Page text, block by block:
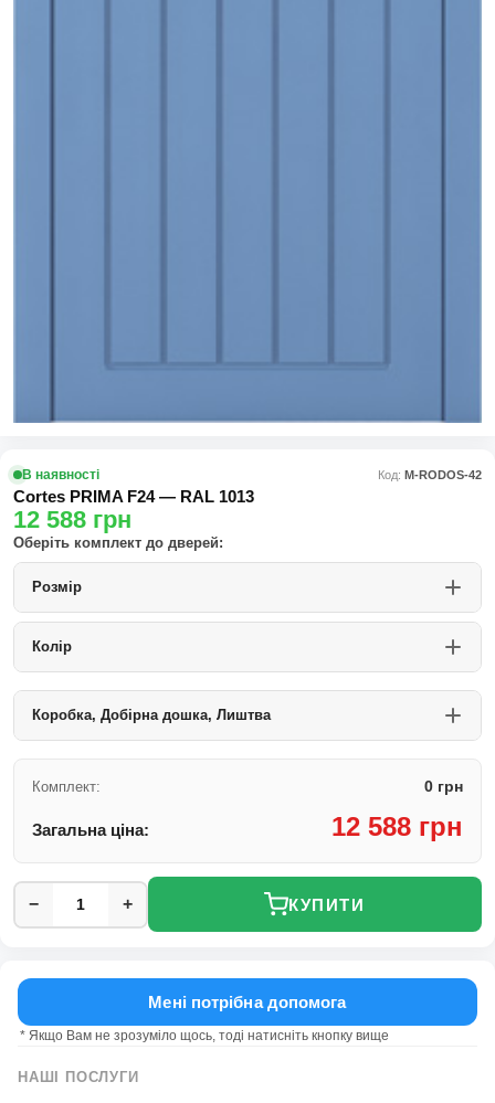
В наявності Код: М-RODOS-42
Cortes PRIMA F24 — RAL 1013
12 588 грн
Оберіть комплект до дверей:
Розмір
Колір
Коробка, Добірна дошка, Лиштва
Комплект: 0 грн
Загальна ціна: 12 588 грн
− + КУПИТИ
Мені потрібна допомога
* Якщо Вам не зрозуміло щось, тоді натисніть кнопку вище
НАШІ ПОСЛУГИ